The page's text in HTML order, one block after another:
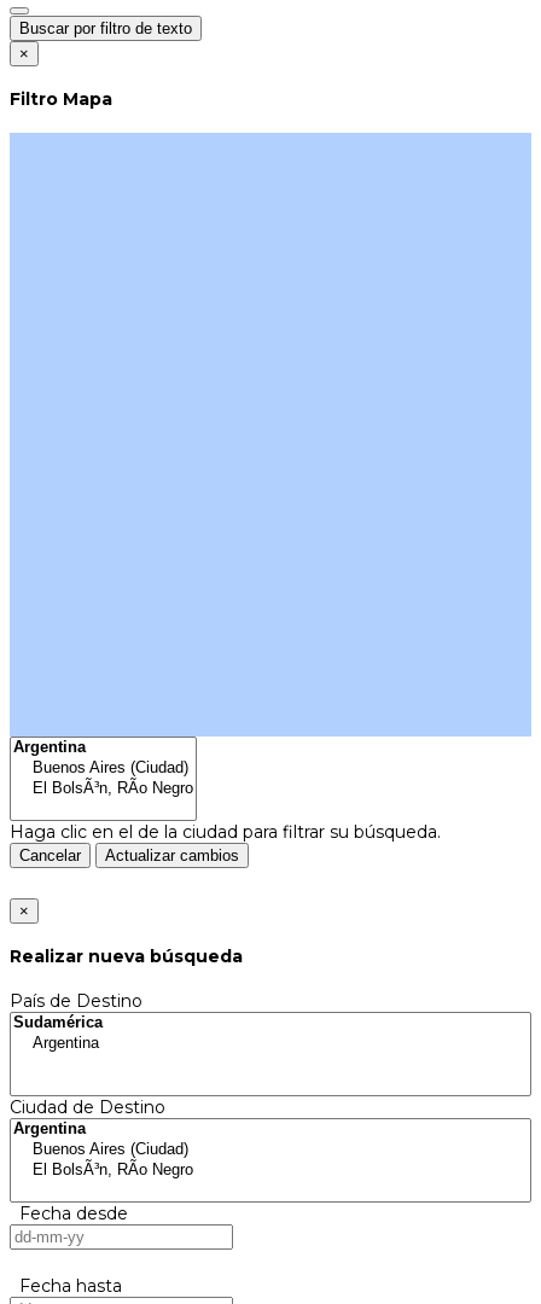
Buscar por filtro de texto
×
Filtro Mapa
Haga clic en el de la ciudad para filtrar su búsqueda.
Cancelar Actualizar cambios
×
Realizar nueva búsqueda
País de Destino
Ciudad de Destino
Fecha desde
Fecha hasta